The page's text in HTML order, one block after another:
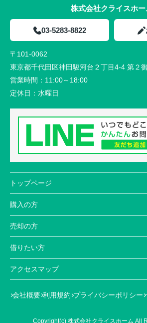
株式会社クライスホー
03-5283-8822
〒101-0062
東京都千代田区神田駿河台２丁目4-4 第２
営業時間： 11:00～18:00
定休日： 水曜日
トップページ
購入の方
売却の方
借りたい方
アクセスマップ
会社概要 利用規約 プライバシーポリシー
Copyright(c) 株式会社クライスホーム All